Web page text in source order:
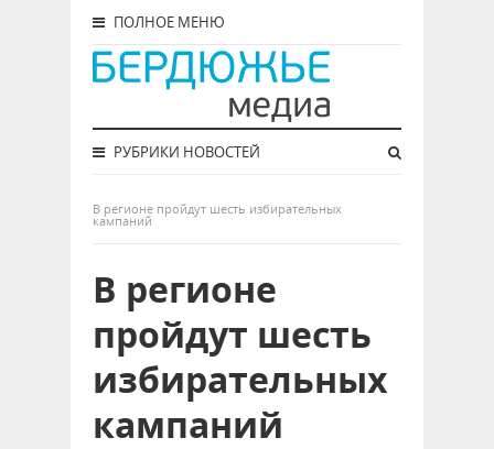
ПОЛНОЕ МЕНЮ
РУБРИКИ НОВОСТЕЙ
В регионе пройдут шесть избирательных
кампаний
В регионе
пройдут шесть
избирательных
кампаний